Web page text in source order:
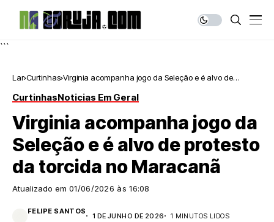
```
Lar Curtinhas Virginia acompanha jogo da Seleção e é alvo de
CurtinhasNoticias Em Geral
Virginia acompanha jogo da
Seleção e é alvo de protesto
da torcida no Maracanã
Atualizado em 01/06/2026 às 16:08
FELIPE SANTOS
1 DE JUNHO DE 2026 1 MINUTOS LIDOS